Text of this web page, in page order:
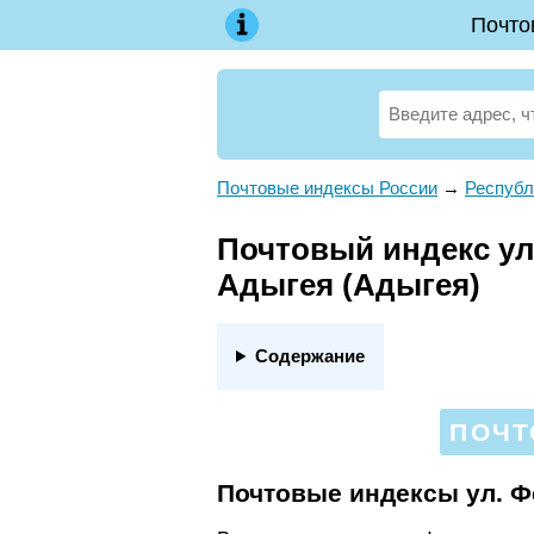
Почтовые индексы России →
Почтовый индекс
Адыгея (Адыгея)
Содержание
Почтовые индексы ул.